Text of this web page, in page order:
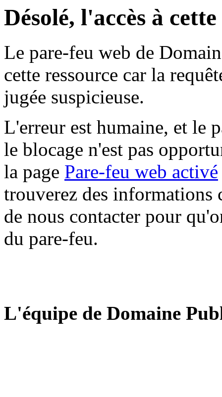
Désolé, l'accès à
Le pare-feu web de
cette ressource car la
jugée suspicieuse.
L'erreur est humaine, et le
le blocage n'est pas
la page Pare-feu web activé
trouverez des informations
de nous contacter pour
du pare-feu.
L'équipe de Domaine